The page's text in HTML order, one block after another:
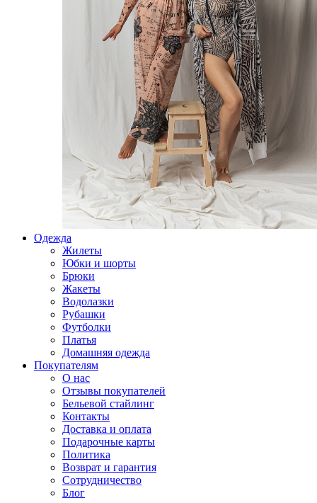
Одежда
Жилеты
Юбки и шорты
Брюки
Жакеты
Водолазки
Рубашки
Футболки
Платья
Домашняя одежда
Покупателям
О нас
Отзывы покупателей
Бельевой стайлинг
Контакты
Доставка и оплата
Подарочные карты
Политика
Возврат и гарантия
Сотрудничество
Блог